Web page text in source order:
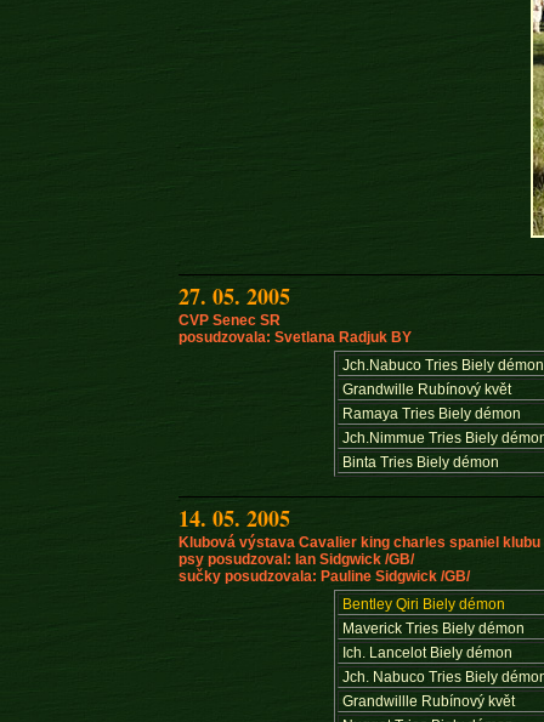
27. 05. 2005
CVP Senec SR
posudzovala: Svetlana Radjuk BY
Jch.Nabuco Tries Biely démon
Grandwille Rubínový květ
Ramaya Tries Biely démon
Jch.Nimmue Tries Biely
Binta Tries Biely démon
14. 05. 2005
Klubová výstava Cavalier king charles spaniel
psy posudzoval: Ian Sidgwick /GB/
sučky posudzovala: Pauline Sidgwick /GB/
Bentley Qiri Biely démon
Maverick Tries Biely démon
Ich. Lancelot Biely démon
Jch. Nabuco Tries Biely
Grandwillle Rubínový květ